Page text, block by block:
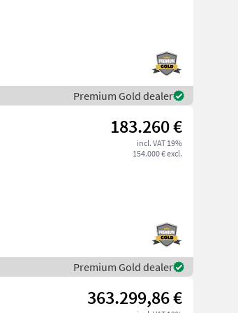
Premium Gold dealer
183.260 €
incl. VAT 19%
154.000 € excl.
Premium Gold dealer
363.299,86 €